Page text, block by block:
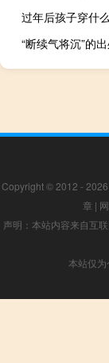
过年后孩子穿什
“断续气将沉”的
Copyright © 2012 - 2026
章 |
声明：本站内容来自互
本站仅